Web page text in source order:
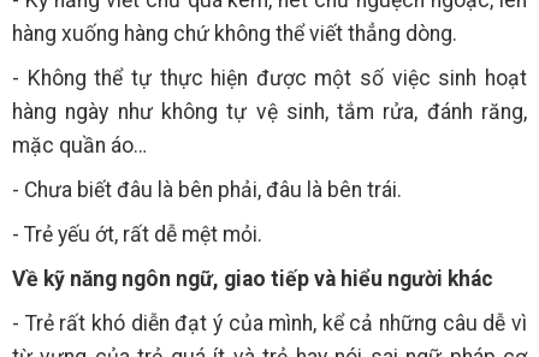
hàng xuống hàng chứ không thể viết thẳng dòng.
- Không thể tự thực hiện được một số việc sinh hoạt
hàng ngày như không tự vệ sinh, tắm rửa, đánh răng,
mặc quần áo…
- Chưa biết đâu là bên phải, đâu là bên trái.
- Trẻ yếu ớt, rất dễ mệt mỏi.
Về kỹ năng ngôn ngữ, giao tiếp và hiểu người khác
- Trẻ rất khó diễn đạt ý của mình, kể cả những câu dễ vì